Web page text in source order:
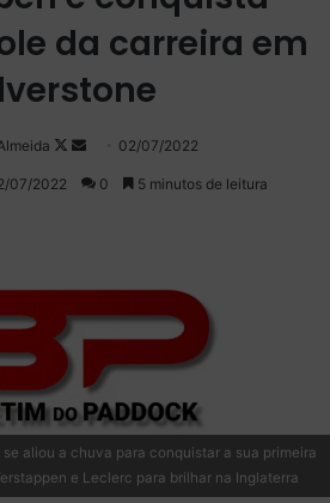
da carreira em
Follow
on
Mande
um
02/07/2022
07/2022 0 5 minutos de leitura
aliou a chuva para conquistar a sua primeira
e Leclerc para brilhar na Inglaterra